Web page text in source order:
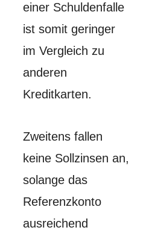
einer Schuldenfalle
ist somit geringer
im Vergleich zu
anderen
Kreditkarten.
Zweitens fallen
keine Sollzinsen an,
solange das
Referenzkonto
ausreichend